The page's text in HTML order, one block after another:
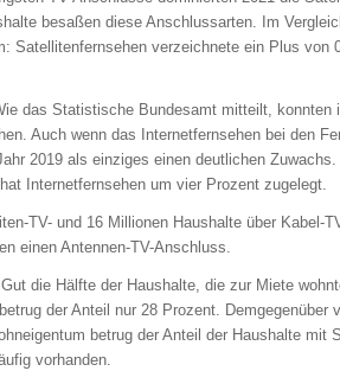
besaßen diese Anschlussarten. Im
Satellitenfernsehen verzeichnete ein Plus von
das Statistische Bundesamt mitteilt, konnten
Auch wenn das Internetfernsehen bei den
2019 als einziges einen deutlichen Zuwachs.
Internetfernsehen um vier Prozent zugelegt.
TV- und 16 Millionen Haushalte über Kabel-
einen Antennen-TV-Anschluss.
die Hälfte der Haushalte, die zur Miete
der Anteil nur 28 Prozent. Demgegenüber
betrug der Anteil der Haushalte mit
vorhanden.